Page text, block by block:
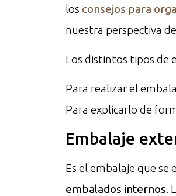
los consejos para
nuestra perspectiva
Los distintos tipos de
Para realizar el
Para explicarlo de
Embalaje
Es el embalaje que
embalados internos.